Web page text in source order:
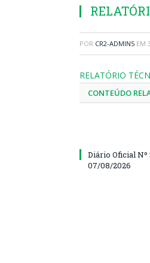
POR CR2-ADMIN5 EM
RELATÓRIO
CONTEÚDO
Diário Oficial Nº
07/08/2026